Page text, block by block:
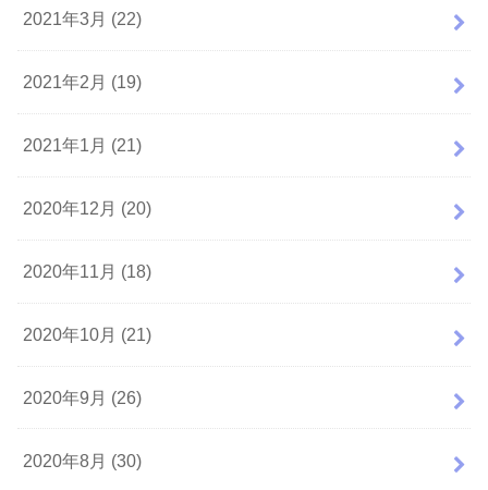
2021年3月 (22)
2021年2月 (19)
2021年1月 (21)
2020年12月 (20)
2020年11月 (18)
2020年10月 (21)
2020年9月 (26)
2020年8月 (30)